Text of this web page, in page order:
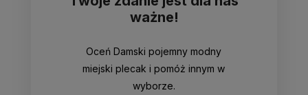
ważne!
Oceń Damski pojemny modny
miejski plecak i pomóż innym w
wyborze.